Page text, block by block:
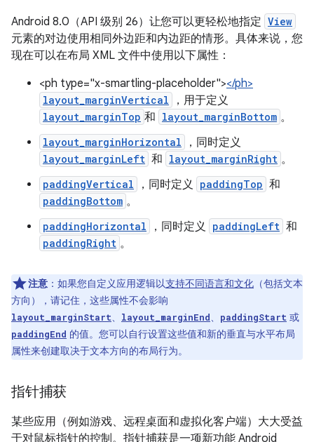
Android 8.0（API 级别 26）让您可以更轻松地指定 View
元素的对边使用相同外边距和内边距的情形。具体来说，您
现在可以在布局 XML 文件中使用以下属性：
<ph type="x-smartling-placeholder"></ph>
layout_marginVertical ，用于定义
layout_marginTop 和 layout_marginBottom 。
layout_marginHorizontal ，同时定义
layout_marginLeft 和 layout_marginRight 。
paddingVertical ，同时定义 paddingTop 和
paddingBottom 。
paddingHorizontal ，同时定义 paddingLeft 和
paddingRight 。
注意 ：如果您自定义应用逻辑以支持不同语言和文化 （包括文本
方向），请记住，这些属性不会影响
layout_marginStart、 layout_marginEnd、 paddingStart 或
paddingEnd 的值。您可以自行设置这些值和新的垂直与水平布局
属性来创建取决于文本方向的布局行为。
指针捕获
某些应用（例如游戏、远程桌面和虚拟化客户端）大大受益
于对鼠标指针的控制。指针捕获是一项新功能 Android